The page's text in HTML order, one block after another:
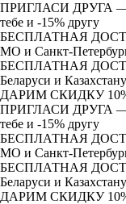
ПРИГЛАСИ ДРУГА
тебе и -15% другу
БЕСПЛАТНАЯ
МО и Санкт-
БЕСПЛАТНАЯ
Беларуси и Казахстану
ДАРИМ СКИДКУ
ПРИГЛАСИ ДРУГА
тебе и -15% другу
БЕСПЛАТНАЯ
МО и Санкт-
БЕСПЛАТНАЯ
Беларуси и Казахстану
ДАРИМ СКИДКУ